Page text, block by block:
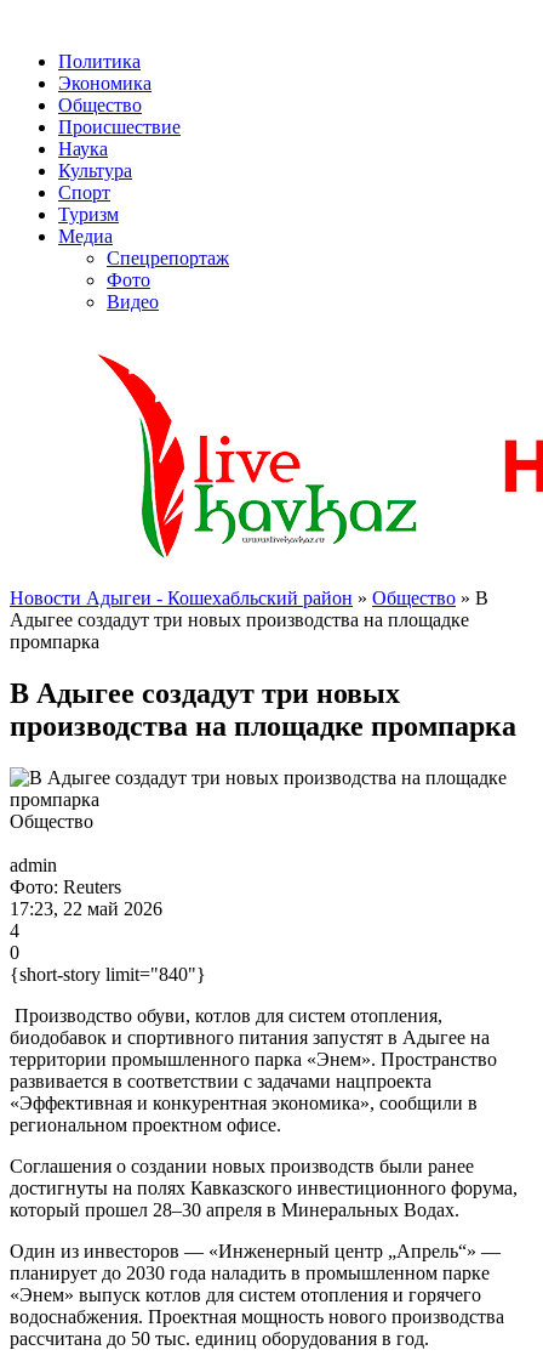
Политика
Экономика
Общество
Происшествие
Наука
Культура
Спорт
Туризм
Медиа
Спецрепортаж
Фото
Видео
Новости Адыгеи - Кошехабльский район » Общество » В
Адыгее создадут три новых производства на площадке
промпарка
В Адыгее создадут три новых
производства на площадке промпарка
Общество
admin
Фото: Reuters
17:23, 22 май 2026
4
0
{short-story limit="840"}
Производство обуви, котлов для систем отопления,
биодобавок и спортивного питания запустят в Адыгее на
территории промышленного парка «Энем». Пространство
развивается в соответствии с задачами нацпроекта
«Эффективная и конкурентная экономика», сообщили в
региональном проектном офисе.
Соглашения о создании новых производств были ранее
достигнуты на полях Кавказского инвестиционного форума,
который прошел 28–30 апреля в Минеральных Водах.
Один из инвесторов — «Инженерный центр „Апрель“» —
планирует до 2030 года наладить в промышленном парке
«Энем» выпуск котлов для систем отопления и горячего
водоснабжения. Проектная мощность нового производства
рассчитана до 50 тыс. единиц оборудования в год.